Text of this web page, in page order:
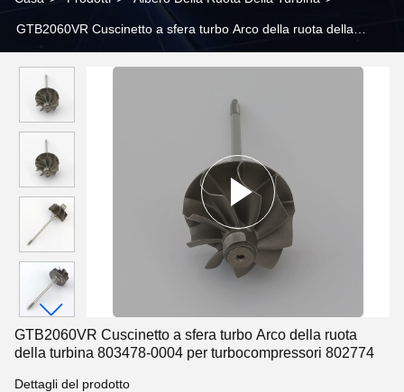
GTB2060VR Cuscinetto a sfera turbo Arco della ruota della
GTB2060VR Cuscinetto a sfera turbo Arco della ruota
della turbina 803478-0004 per turbocompressori 802774
Dettagli del prodotto